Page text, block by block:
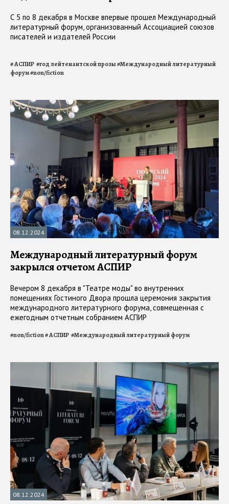
С 5 по 8 декабря в Москве впервые прошел Международный
литературный форум, организованный Ассоциацией союзов
писателей и издателей России
#АСПИР #год лейтенантской прозы#Международный литературный
форум#non/fiction
08.12.2024
Международный литературный форум
закрылся отчетом АСПИР
Вечером 8 декабря в "Театре моды" во внутренних
помещениях Гостиного Двора прошла церемония закрытия
международного литературного форума, совмещенная с
ежегодным отчетным собранием АСПИР
#non/fiction#АСПИР #Международный литературный форум
08.12.2024